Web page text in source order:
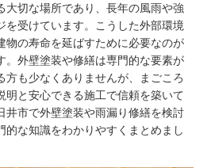
大切な場所であり、長年の風雨や強
を受けています。こうした外部環境
物の寿命を延ばすために必要なのが
。外壁塗装や修繕は専門的な要素が
方も少なくありませんが、まごころ
明と安心できる施工で信頼を築いて
井市で外壁塗装や雨漏り修繕を検討
的な知識をわかりやすくまとめまし